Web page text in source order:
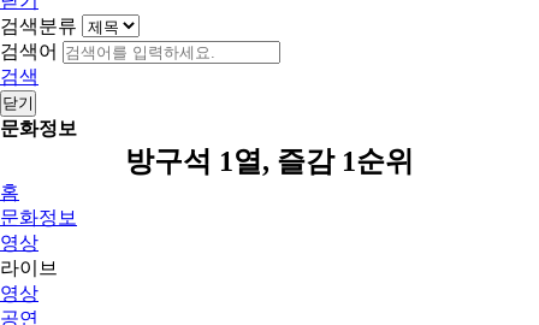
검색분류
검색어
검색
닫기
문화정보
방구석 1열, 즐감 1순위
홈
문화정보
영상
라이브
영상
공연